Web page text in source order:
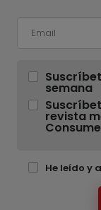
semana
revista
He leído y